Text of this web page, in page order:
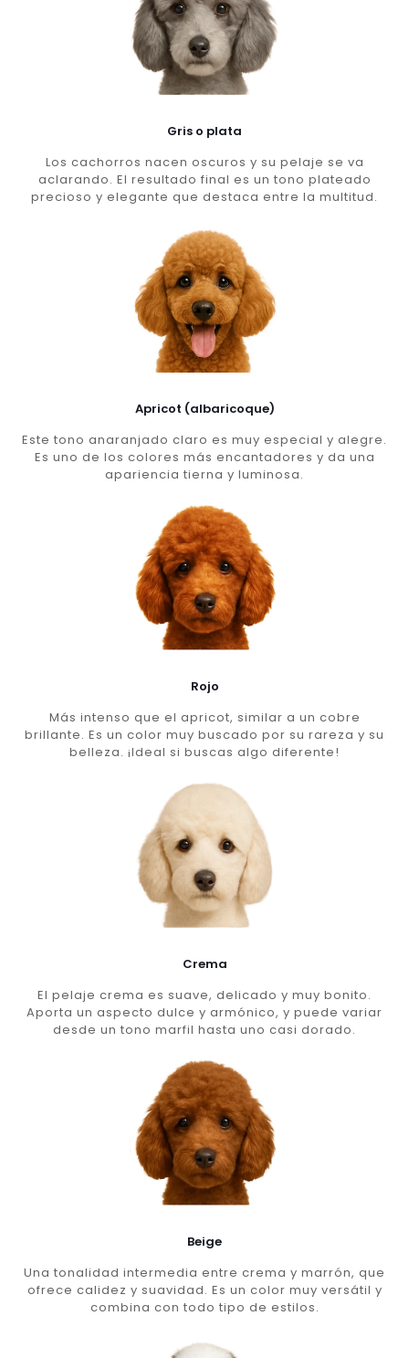
Gris o plata
Los cachorros nacen oscuros y su pelaje se va
aclarando. El resultado final es un tono plateado
precioso y elegante que destaca entre la multitud.
Apricot (albaricoque)
Este tono anaranjado claro es muy especial y alegre.
Es uno de los colores más encantadores y da una
apariencia tierna y luminosa.
Rojo
Más intenso que el apricot, similar a un cobre
brillante. Es un color muy buscado por su rareza y su
belleza. ¡Ideal si buscas algo diferente!
Crema
El pelaje crema es suave, delicado y muy bonito.
Aporta un aspecto dulce y armónico, y puede variar
desde un tono marfil hasta uno casi dorado.
Beige
Una tonalidad intermedia entre crema y marrón, que
ofrece calidez y suavidad. Es un color muy versátil y
combina con todo tipo de estilos.